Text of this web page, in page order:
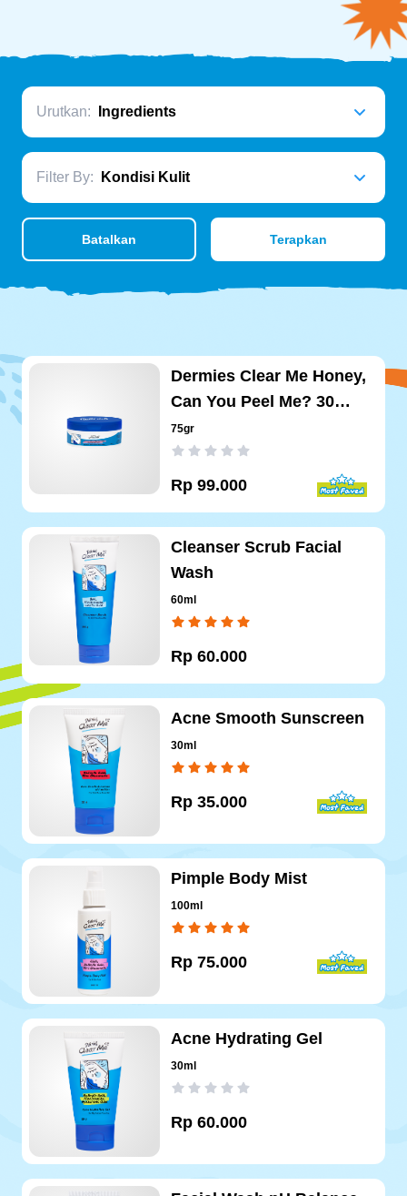
Urutkan:
Filter By:
Batalkan Terapkan
Dermies Clear Me Honey,
Can You Peel Me? 30
Pads
75gr
Rp 99.000
Cleanser Scrub Facial
Wash
60ml
Rp 60.000
Acne Smooth Sunscreen
30ml
Rp 35.000
Pimple Body Mist
100ml
Rp 75.000
Acne Hydrating Gel
30ml
Rp 60.000